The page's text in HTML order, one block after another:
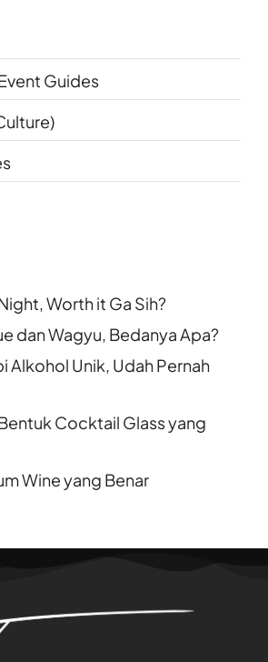
Guides
Worth it Ga Sih?
dan Wagyu, Bedanya Apa?
Alkohol Unik, Udah Pernah
Cocktail Glass yang
Wine yang Benar